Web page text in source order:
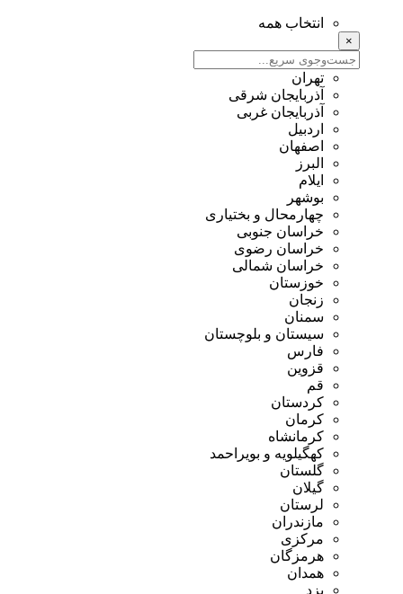
انتخاب همه
تهران
آذربایجان شرقی
آذربایجان غربی
اردبیل
اصفهان
البرز
ایلام
بوشهر
چهارمحال و بختیاری
خراسان جنوبی
خراسان رضوی
خراسان شمالی
خوزستان
زنجان
سمنان
سیستان و بلوچستان
فارس
قزوین
قم
کردستان
کرمان
کرمانشاه
کهگیلویه و بویراحمد
گلستان
گیلان
لرستان
مازندران
مرکزی
هرمزگان
همدان
یزد